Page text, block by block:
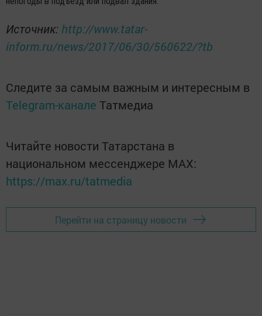
Источник: http://www.tatar-
inform.ru/news/2017/06/30/560622/?tb
Следите за самым важным и интересным в
Telegram-канале Татмедиа
Читайте новости Татарстана в
национальном мессенджере MАХ:
https://max.ru/tatmedia
Перейти на страницу новости